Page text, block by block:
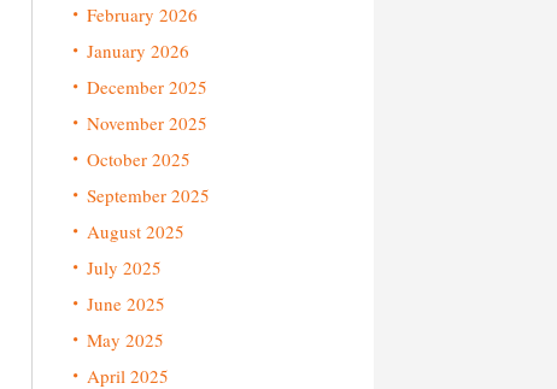
February 2026
January 2026
December 2025
November 2025
October 2025
September 2025
August 2025
July 2025
June 2025
May 2025
April 2025